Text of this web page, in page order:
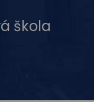
škola